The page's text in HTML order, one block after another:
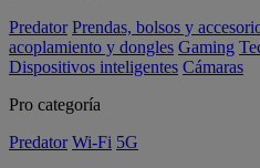
Predator Prendas, bolsos y
acoplamiento y dongles Gaming
Dispositivos inteligentes Cámaras
Pro categoría
Predator Wi-Fi 5G